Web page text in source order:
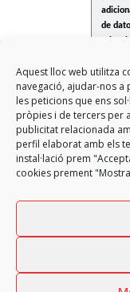
Aquest lloc web utilitza
navegació, ajudar-nos
les peticions que ens
pròpies i de tercers per
publicitat relacionada
perfil elaborat amb els
instal·lació prem
cookies prement
de
* Campo Obligatorio
previous
post:
Nueva sede de la
Internacional del